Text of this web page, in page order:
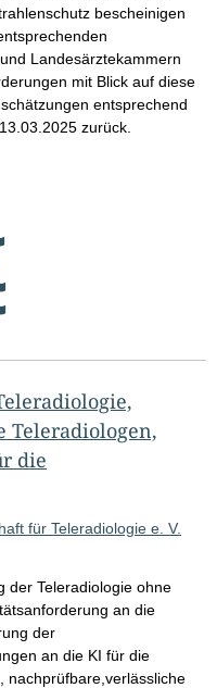
bescheinigen
Landesärztekammern
mit Blick auf diese
entsprechend
zurück.
Teleradiologen,
die
für Teleradiologie e. V.
der Teleradiologie ohne
an die
der
an die KI für die
nachprüfbare,verlässliche